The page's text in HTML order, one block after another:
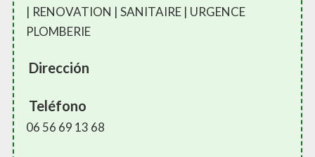
Dirección
Teléfono
06 56 69 13 68